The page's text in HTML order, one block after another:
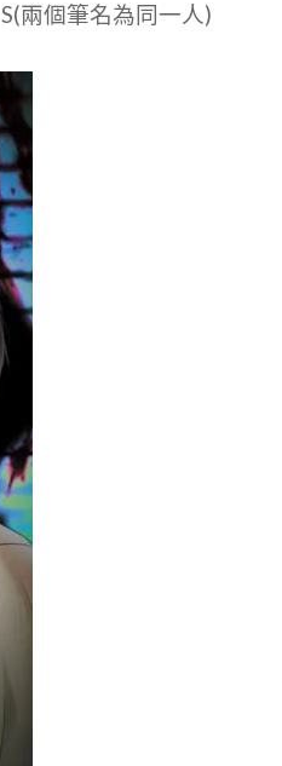
兩個筆名為同一人)